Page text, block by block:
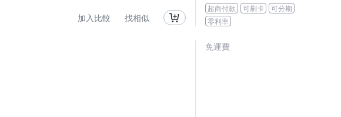
加入比較 找相似
超商付款 可刷卡
可分期
零利率
免運費